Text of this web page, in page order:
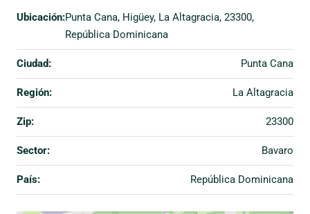
Ubicación:Punta Cana, Higüey, La Altagracia, 23300,
República Dominicana
Ciudad: Punta Cana
Región: La Altagracia
Zip: 23300
Sector: Bavaro
País: República Dominicana